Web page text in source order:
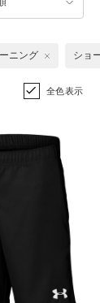
ニング ショ
全色表示